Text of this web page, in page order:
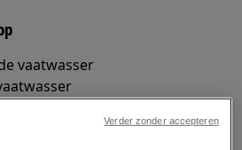
vaatwasser
Verder zonder accepteren